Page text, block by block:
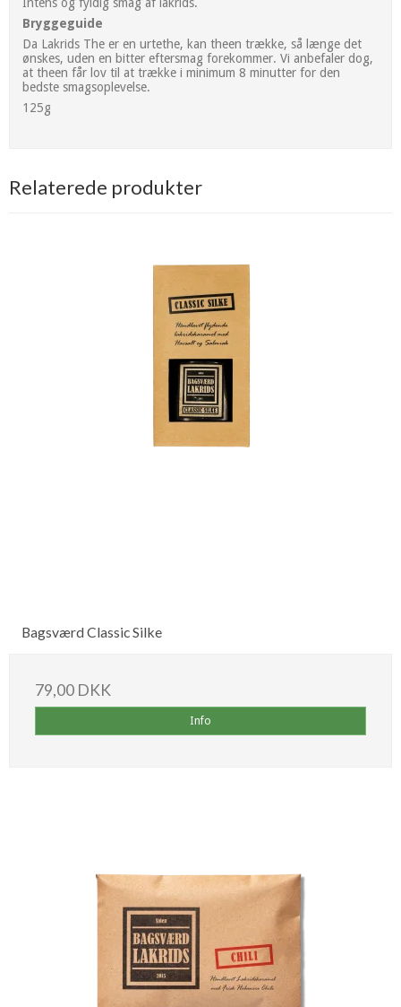
Intens og fyldig smag af lakrids.
Bryggeguide
Da Lakrids The er en urtethe, kan theen trække, så længe det
ønskes, uden en bitter eftersmag forekommer. Vi anbefaler dog,
at theen får lov til at trække i minimum 8 minutter for den
bedste smagsoplevelse.
125g
Relaterede produkter
Bagsværd Classic Silke
79,00 DKK
Info